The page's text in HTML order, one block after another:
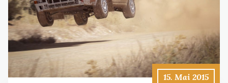
15. Mai 2015